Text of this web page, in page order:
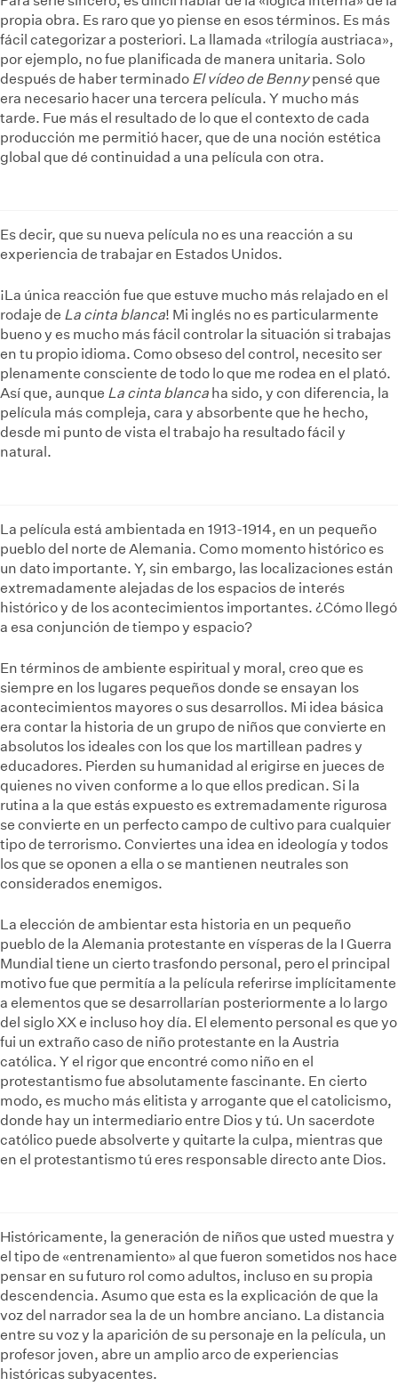
propia obra. Es raro que yo piense en esos términos. Es más
fácil categorizar a posteriori. La llamada «trilogía austriaca»,
por ejemplo, no fue planificada de manera unitaria. Solo
después de haber terminado El vídeo de Bennypensé que
era necesario hacer una tercera película. Y mucho más
tarde. Fue más el resultado de lo que el contexto de cada
producción me permitió hacer, que de una noción estética
global que dé continuidad a una película con otra.
Es decir, que su nueva película no es una reacción a su
experiencia de trabajar en Estados Unidos.
¡La única reacción fue que estuve mucho más relajado en el
rodaje de La cinta blanca! Mi inglés no es particularmente
bueno y es mucho más fácil controlar la situación si trabajas
en tu propio idioma. Como obseso del control, necesito ser
plenamente consciente de todo lo que me rodea en el plató.
Así que, aunque La cinta blanca ha sido, y con diferencia, la
película más compleja, cara y absorbente que he hecho,
desde mi punto de vista el trabajo ha resultado fácil y
natural.
La película está ambientada en 1913-1914, en un pequeño
pueblo del norte de Alemania. Como momento histórico es
un dato importante. Y, sin embargo, las localizaciones están
extremadamente alejadas de los espacios de interés
histórico y de los acontecimientos importantes. ¿Cómo llegó
a esa conjunción de tiempo y espacio?
En términos de ambiente espiritual y moral, creo que es
siempre en los lugares pequeños donde se ensayan los
acontecimientos mayores o sus desarrollos. Mi idea básica
era contar la historia de un grupo de niños que convierte en
absolutos los ideales con los que los martillean padres y
educadores. Pierden su humanidad al erigirse en jueces de
quienes no viven conforme a lo que ellos predican. Si la
rutina a la que estás expuesto es extremadamente rigurosa
se convierte en un perfecto campo de cultivo para cualquier
tipo de terrorismo. Conviertes una idea en ideología y todos
los que se oponen a ella o se mantienen neutrales son
considerados enemigos.
La elección de ambientar esta historia en un pequeño
pueblo de la Alemania protestante en vísperas de la I Guerra
Mundial tiene un cierto trasfondo personal, pero el principal
motivo fue que permitía a la película referirse implícitamente
a elementos que se desarrollarían posteriormente a lo largo
del siglo XX e incluso hoy día. El elemento personal es que yo
fui un extraño caso de niño protestante en la Austria
católica. Y el rigor que encontré como niño en el
protestantismo fue absolutamente fascinante. En cierto
modo, es mucho más elitista y arrogante que el catolicismo,
donde hay un intermediario entre Dios y tú. Un sacerdote
católico puede absolverte y quitarte la culpa, mientras que
en el protestantismo tú eres responsable directo ante Dios.
Históricamente, la generación de niños que usted muestra y
el tipo de «entrenamiento» al que fueron sometidos nos hace
pensar en su futuro rol como adultos, incluso en su propia
descendencia. Asumo que esta es la explicación de que la
voz del narrador sea la de un hombre anciano. La distancia
entre su voz y la aparición de su personaje en la película, un
profesor joven, abre un amplio arco de experiencias
históricas subyacentes.